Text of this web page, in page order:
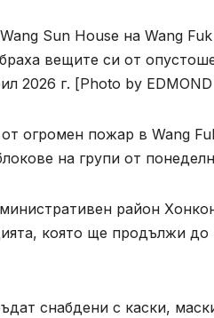
Sun House на Wang
вещите си от
2026 г. [Photo by
огромен пожар в Wang
на групи от
район
която ще продължи до
снабдени с каски,